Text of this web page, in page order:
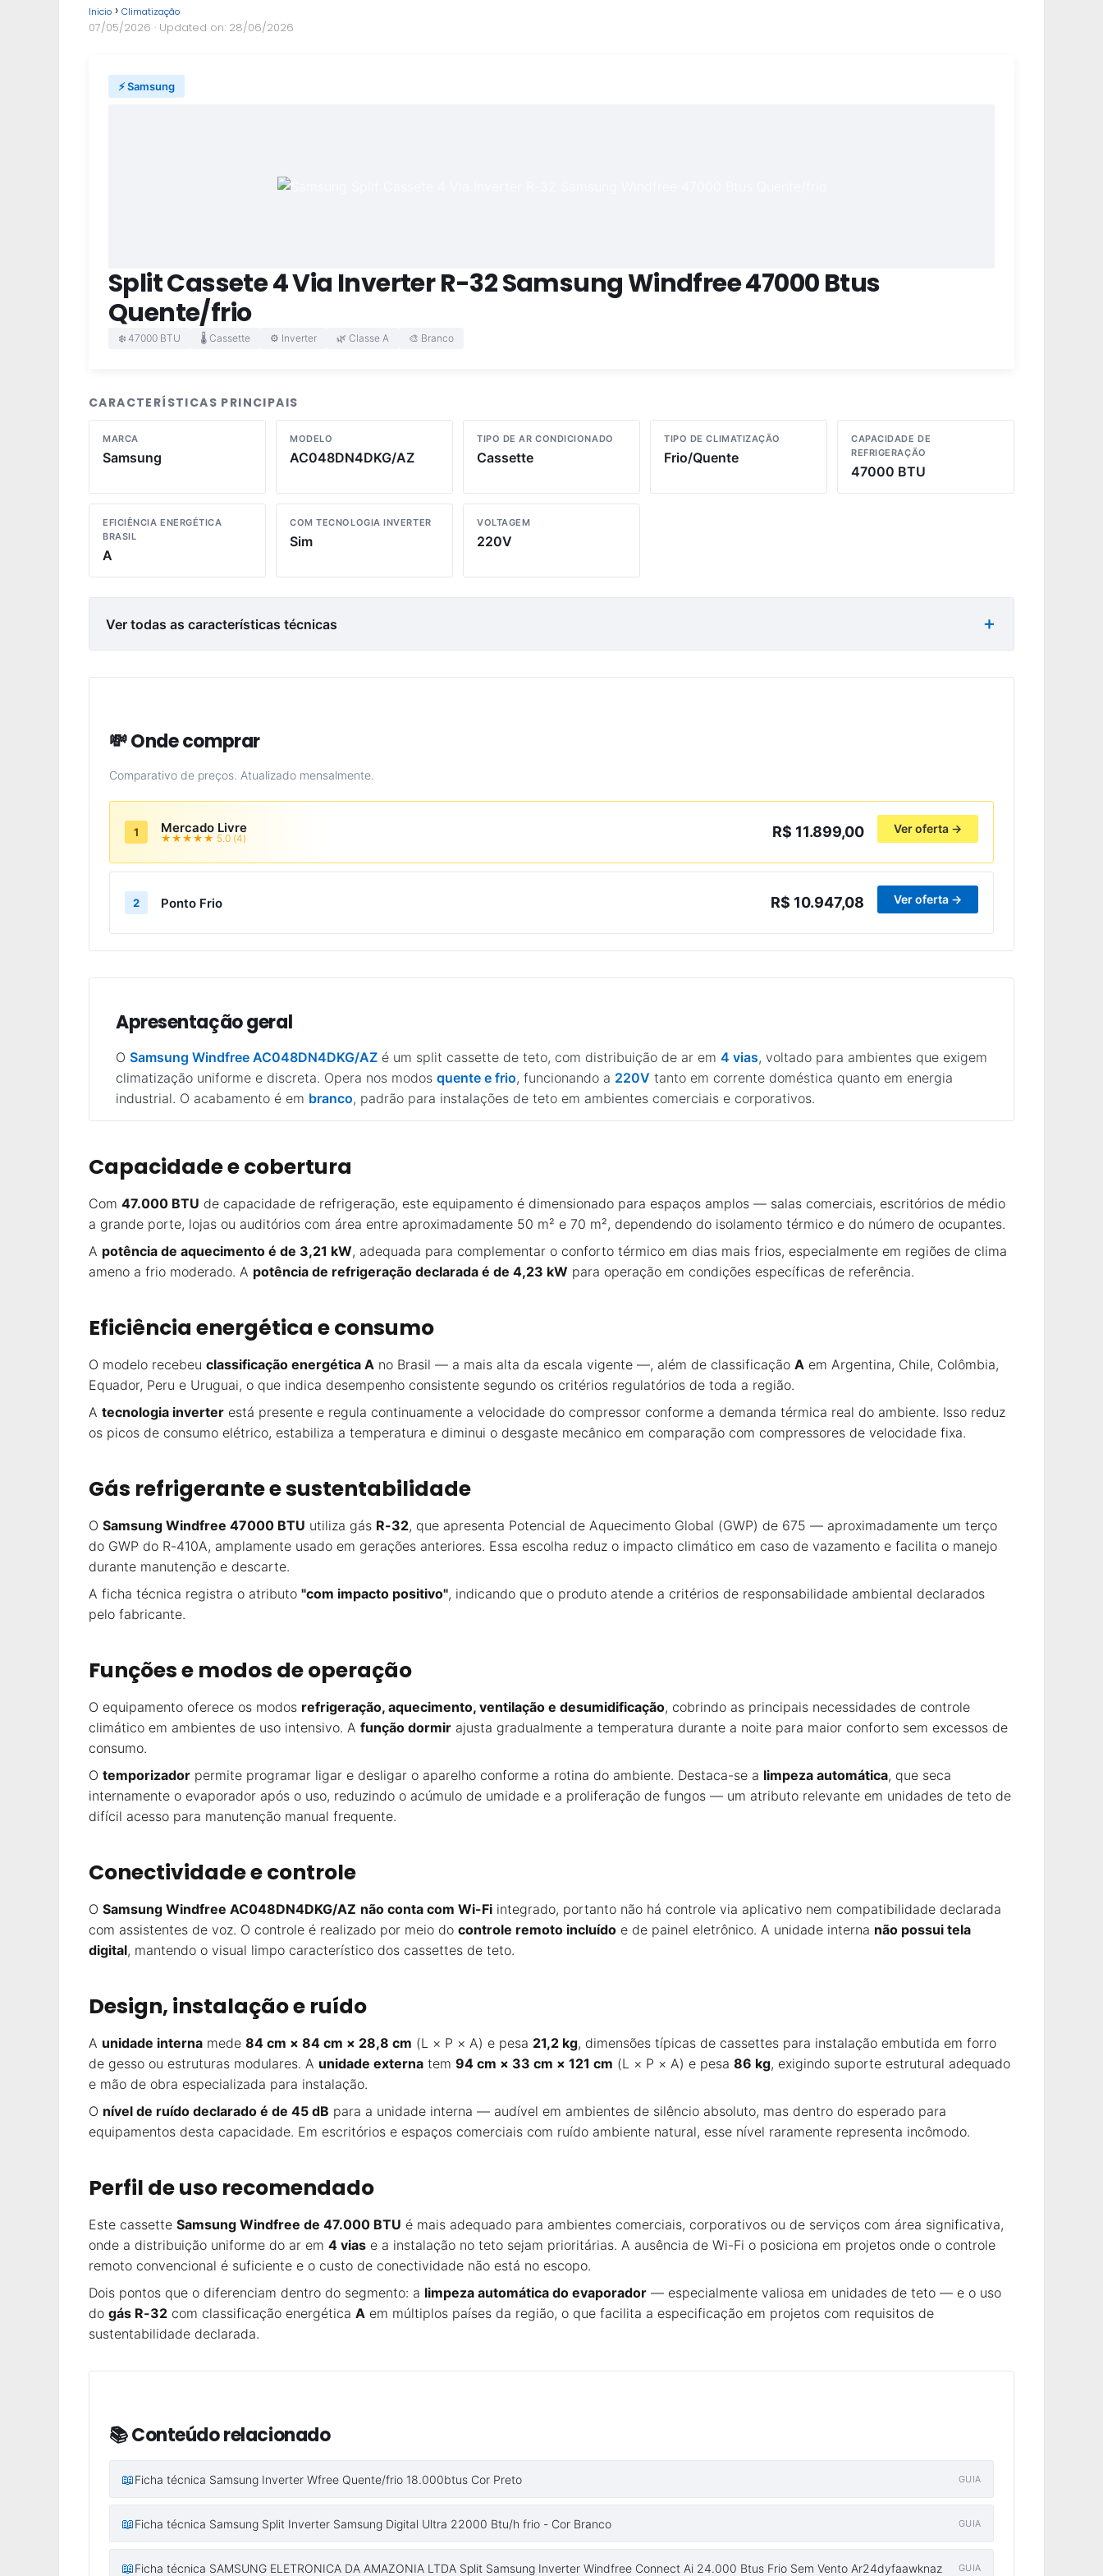
Inicio Climatização
07/05/2026 · Updated on: 28/06/2026
⚡ Samsung
Split Cassete 4 Via Inverter R-32 Samsung Windfree 47000 Btus
Quente/frio
❄️ 47000 BTU 🌡️ Cassette ⚙️ Inverter 🌿 Classe A 🎨 Branco
CARACTERÍSTICAS PRINCIPAIS
MARCA
Samsung
MODELO
AC048DN4DKG/AZ
TIPO DE AR CONDICIONADO
Cassette
TIPO DE CLIMATIZAÇÃO
Frio/Quente
CAPACIDADE DE
REFRIGERAÇÃO
47000 BTU
EFICIÊNCIA ENERGÉTICA
BRASIL
A
COM TECNOLOGIA INVERTER
Sim
VOLTAGEM
220V
Ver todas as características técnicas
💸 Onde comprar
Comparativo de preços. Atualizado mensalmente.
1 Mercado Livre
★★★★★ 5.0 (4) R$ 11.899,00 Ver oferta →
2 Ponto Frio R$ 10.947,08 Ver oferta →
Apresentação geral
O Samsung Windfree AC048DN4DKG/AZ é um split cassette de teto, com distribuição de ar em 4 vias, voltado para ambientes que exigem
climatização uniforme e discreta. Opera nos modos quente e frio, funcionando a 220V tanto em corrente doméstica quanto em energia
industrial. O acabamento é em branco, padrão para instalações de teto em ambientes comerciais e corporativos.
Capacidade e cobertura
Com 47.000 BTU de capacidade de refrigeração, este equipamento é dimensionado para espaços amplos — salas comerciais, escritórios de médio
a grande porte, lojas ou auditórios com área entre aproximadamente 50 m² e 70 m², dependendo do isolamento térmico e do número de ocupantes.
A potência de aquecimento é de 3,21 kW, adequada para complementar o conforto térmico em dias mais frios, especialmente em regiões de clima
ameno a frio moderado. A potência de refrigeração declarada é de 4,23 kW para operação em condições específicas de referência.
Eficiência energética e consumo
O modelo recebeu classificação energética A no Brasil — a mais alta da escala vigente —, além de classificação A em Argentina, Chile, Colômbia,
Equador, Peru e Uruguai, o que indica desempenho consistente segundo os critérios regulatórios de toda a região.
A tecnologia inverter está presente e regula continuamente a velocidade do compressor conforme a demanda térmica real do ambiente. Isso reduz
os picos de consumo elétrico, estabiliza a temperatura e diminui o desgaste mecânico em comparação com compressores de velocidade fixa.
Gás refrigerante e sustentabilidade
O Samsung Windfree 47000 BTU utiliza gás R-32, que apresenta Potencial de Aquecimento Global (GWP) de 675 — aproximadamente um terço
do GWP do R-410A, amplamente usado em gerações anteriores. Essa escolha reduz o impacto climático em caso de vazamento e facilita o manejo
durante manutenção e descarte.
A ficha técnica registra o atributo "com impacto positivo", indicando que o produto atende a critérios de responsabilidade ambiental declarados
pelo fabricante.
Funções e modos de operação
O equipamento oferece os modos refrigeração, aquecimento, ventilação e desumidificação, cobrindo as principais necessidades de controle
climático em ambientes de uso intensivo. A função dormir ajusta gradualmente a temperatura durante a noite para maior conforto sem excessos de
consumo.
O temporizador permite programar ligar e desligar o aparelho conforme a rotina do ambiente. Destaca-se a limpeza automática, que seca
internamente o evaporador após o uso, reduzindo o acúmulo de umidade e a proliferação de fungos — um atributo relevante em unidades de teto de
difícil acesso para manutenção manual frequente.
Conectividade e controle
O Samsung Windfree AC048DN4DKG/AZ não conta com Wi-Fi integrado, portanto não há controle via aplicativo nem compatibilidade declarada
com assistentes de voz. O controle é realizado por meio do controle remoto incluído e de painel eletrônico. A unidade interna não possui tela
digital, mantendo o visual limpo característico dos cassettes de teto.
Design, instalação e ruído
A unidade interna mede 84 cm × 84 cm × 28,8 cm (L × P × A) e pesa 21,2 kg, dimensões típicas de cassettes para instalação embutida em forro
de gesso ou estruturas modulares. A unidade externa tem 94 cm × 33 cm × 121 cm (L × P × A) e pesa 86 kg, exigindo suporte estrutural adequado
e mão de obra especializada para instalação.
O nível de ruído declarado é de 45 dB para a unidade interna — audível em ambientes de silêncio absoluto, mas dentro do esperado para
equipamentos desta capacidade. Em escritórios e espaços comerciais com ruído ambiente natural, esse nível raramente representa incômodo.
Perfil de uso recomendado
Este cassette Samsung Windfree de 47.000 BTU é mais adequado para ambientes comerciais, corporativos ou de serviços com área significativa,
onde a distribuição uniforme do ar em 4 vias e a instalação no teto sejam prioritárias. A ausência de Wi-Fi o posiciona em projetos onde o controle
remoto convencional é suficiente e o custo de conectividade não está no escopo.
Dois pontos que o diferenciam dentro do segmento: a limpeza automática do evaporador — especialmente valiosa em unidades de teto — e o uso
do gás R-32 com classificação energética A em múltiplos países da região, o que facilita a especificação em projetos com requisitos de
sustentabilidade declarada.
📚 Conteúdo relacionado
📖Ficha técnica Samsung Inverter Wfree Quente/frio 18.000btus Cor Preto GUIA
📖Ficha técnica Samsung Split Inverter Samsung Digital Ultra 22000 Btu/h frio - Cor Branco GUIA
📖Ficha técnica SAMSUNG ELETRONICA DA AMAZONIA LTDA Split Samsung Inverter Windfree Connect Ai 24.000 Btus Frio Sem Vento Ar24dyfaawknaz GUIA